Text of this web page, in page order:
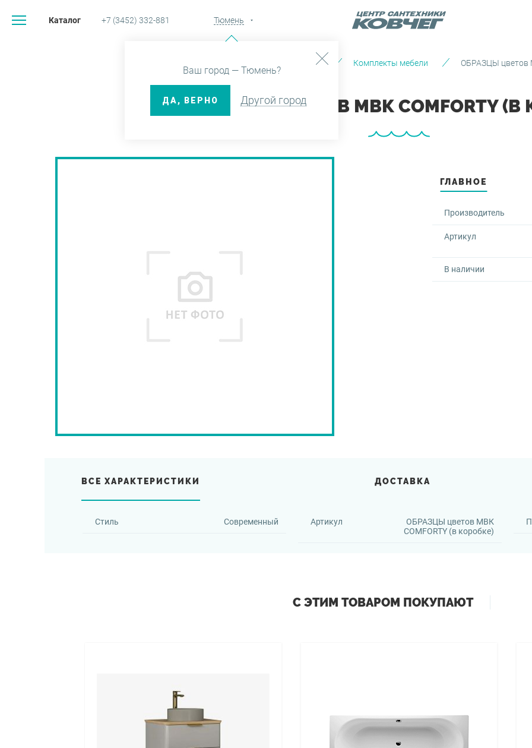
Каталог +7 (3452) 332-881 Тюмень
Ваш город — Тюмень?
ДА, ВЕРНО Другой город
Мебель Комплекты мебели ОБРАЗЦЫ цветов
ОБРАЗЦЫ ЦВЕТОВ МВК COMFORTY (В
ГЛАВНОЕ
Производитель
Артикул
В наличии
ВСЕ ХАРАКТЕРИСТИКИ ДОСТАВКА
Стиль Современный Артикул
ОБРАЗЦЫ цветов МВК
COMFORTY (в коробке)
С ЭТИМ ТОВАРОМ ПОКУПАЮТ